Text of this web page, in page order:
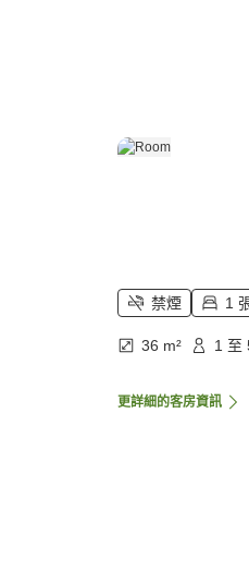
禁煙 1
36 m² 1 至
更詳細的客房資訊